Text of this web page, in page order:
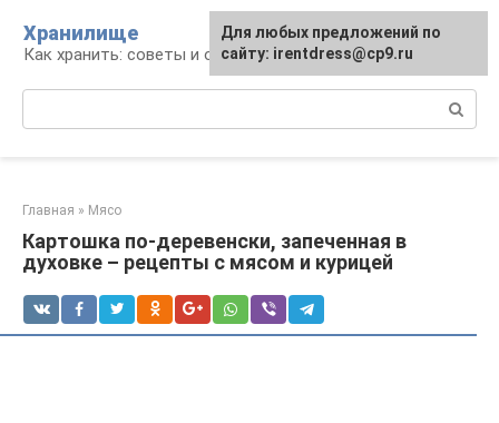
контенту
Хранилище
Как хранить: советы и опыт
Главная » Мясо
Картошка по-деревенски, запеченная в
духовке – рецепты с мясом и курицей
Для любых предложений по
сайту: irentdress@cp9.ru